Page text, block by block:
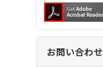
お問い合わせ